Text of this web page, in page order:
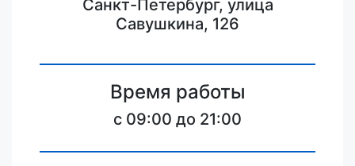
Санкт-Петербург, улица
Савушкина, 126
Время работы
c 09:00 до 21:00